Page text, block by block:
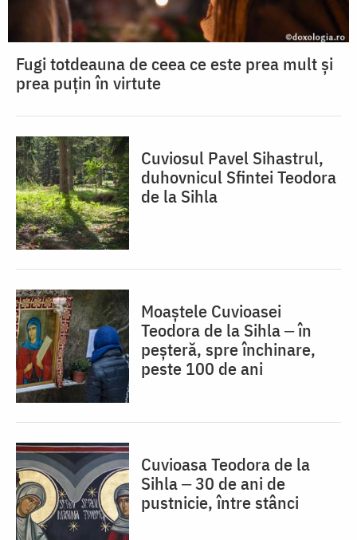
Fugi totdeauna de ceea ce este prea mult și
prea puțin în virtute
Cuviosul Pavel Sihastrul,
duhovnicul Sfintei Teodora
de la Sihla
Moaștele Cuvioasei
Teodora de la Sihla ‒ în
peșteră, spre închinare,
peste 100 de ani
Cuvioasa Teodora de la
Sihla ‒ 30 de ani de
pustnicie, între stânci